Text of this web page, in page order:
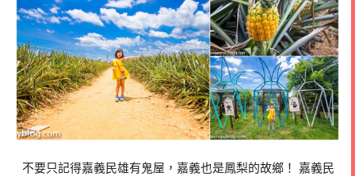
不要只記得嘉義民雄有鬼屋，嘉義也是鳳梨的故鄉！ 嘉義民